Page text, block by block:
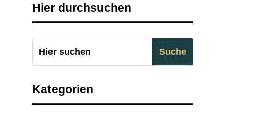
Hier durchsuchen
Kategorien